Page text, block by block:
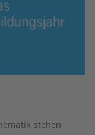
stehen